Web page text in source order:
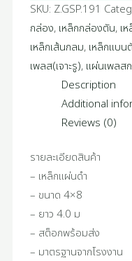
SKU: Z.GSP.191
กล่อง, เหล็กกล่องตัน, เ
เหล็กเส้นกลม, เหล็กแบน
เพลส(เจาะรู), แผ่นเพลส
Description
Additional
Reviews (0)
รายละเอียดสินค้า
– เหล็กแผ่นดำ
– ขนาด 4×8
– ยาว 4.0 ม
– สต็อกพร้อมส่ง
– มาตรฐานจากโรงงาน